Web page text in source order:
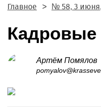
Главное № 58, 3
Артём Помялов